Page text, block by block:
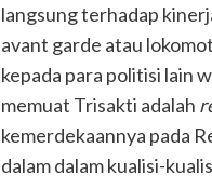
langsung terhadap
avant garde atau
kepada para politisi lain
memuat Trisakti adalah
kemerdekaannya pada
dalam dalam kualisi-